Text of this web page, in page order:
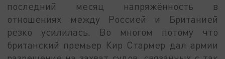
последний месяц напряжённость в
отношениях между Россией и Британией
резко усилилась. Во многом потому что
британский премьер Кир Стармер дал армии